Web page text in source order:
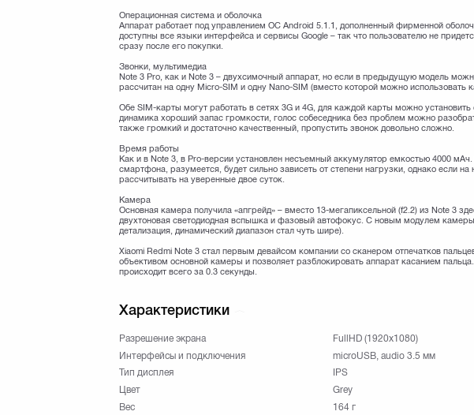
Операционная система и оболочка
Аппарат работает под управлением ОС Android 5.1.1, дополненный фирменной
доступны все языки интерфейса и сервисы Google – так что пользователю не
сразу после его покупки.
Звонки, мультимедиа
Note 3 Pro, как и Note 3 – двухсимочный аппарат, но если в предыдущую модель
рассчитан на одну Micro-SIM и одну Nano-SIM (вместо которой можно использовать
Обе SIM-карты могут работать в сетях 3G и 4G, для каждой карты можно
динамика хороший запас громкости, голос собеседника без проблем можно
также громкий и достаточно качественный, пропустить звонок довольно сложно.
Время работы
Как и в Note 3, в Pro-версии установлен несъемный аккумулятор емкостью 4000
смартфона, разумеется, будет сильно зависеть от степени нагрузки, однако если
рассчитывать на уверенные двое суток.
Камера
Основная камера получила «апгрейд» – вместо 13-мегапиксельной (f2.2) из Note 3
двухтоновая светодиодная вспышка и фазовый автофокус. С новым модулем
детализация, динамический диапазон стал чуть шире).
Xiaomi Redmi Note 3 стал первым девайсом компании со сканером отпечатков
объективом основной камеры и позволяет разблокировать аппарат касанием
происходит всего за 0.3 секунды.
Характеристики
Разрешение экрана
FullHD (1920х1080)
Интерфейсы и подключения
microUSB, audio 3.5 мм
Тип дисплея
IPS
Цвет
Grey
Вес
164 г